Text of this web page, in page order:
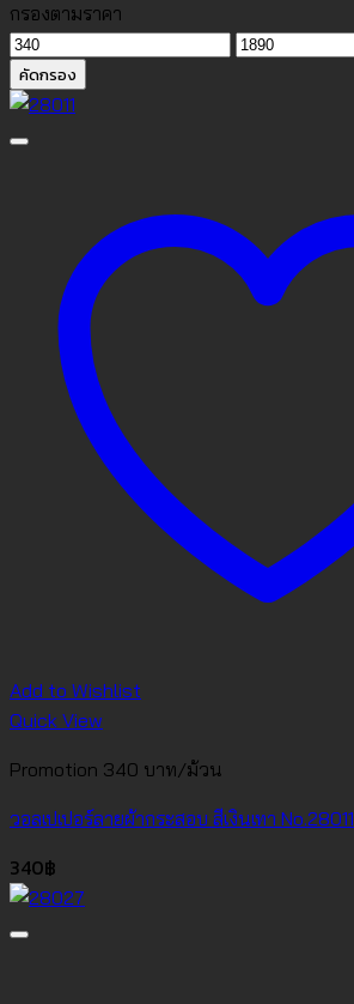
กรองตามราคา
ราคา
ต่ำ
สุด
ราคา
คัดกรอง
Add to Wishlist
Quick View
Promotion 340 บาท/ม้วน
วอลเปเปอร์ลายผ้ากระสอบ สีเงินเทา No.28011
340฿